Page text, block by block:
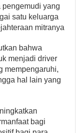
pengemudi yang
satu keluarga
mitranya
bahwa
menjadi driver
mempengaruhi,
hal lain yang
bagi